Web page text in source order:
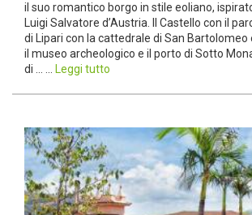
il suo romantico borgo in stile eoliano,
Luigi Salvatore d’Austria. Il Castello con il
di Lipari con la cattedrale di San Bartolomeo
il museo archeologico e il porto di Sotto
di ... ...
Leggi tutto